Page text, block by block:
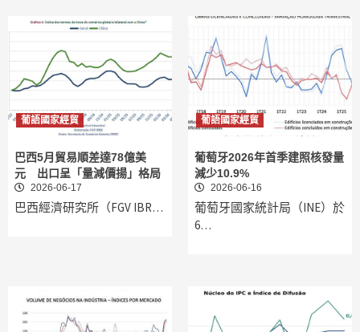
葡語國家經貿
巴西5月貿易順差達78億美
元 出口呈「量減價揚」格局
2026-06-17
巴西經濟研究所（FGV IBR…
葡語國家經貿
葡萄牙2026年首季建照核發量
減少10.9%
2026-06-16
葡萄牙國家統計局（INE）於
6…